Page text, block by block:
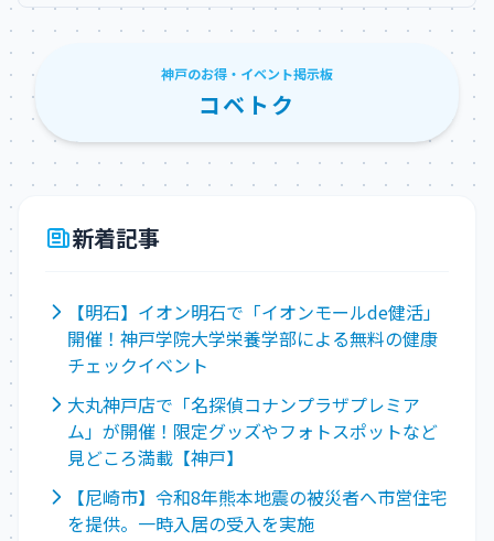
神戸のお得・イベント掲示板
コベトク
新着記事
【明石】イオン明石で「イオンモールde健活」
開催！神戸学院大学栄養学部による無料の健康
チェックイベント
大丸神戸店で「名探偵コナンプラザプレミア
ム」が開催！限定グッズやフォトスポットなど
見どころ満載【神戸】
【尼崎市】令和8年熊本地震の被災者へ市営住宅
を提供。一時入居の受入を実施